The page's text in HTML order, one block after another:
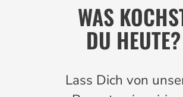
WAS
DU HEUTE?
Lass Dich von